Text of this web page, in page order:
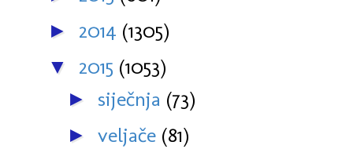
► 2014 (1305)
▼ 2015 (1053)
► siječnja (73)
► veljače (81)